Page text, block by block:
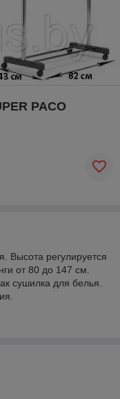
PACO
Высота регулируется
от 80 до 147 см.
сушилка для белья.